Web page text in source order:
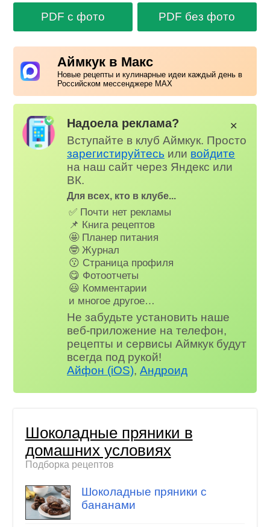
PDF с фото PDF без фото
Аймкук в Макс
Новые рецепты и кулинарные идеи каждый день в
Российском мессенджере MAX
Надоела реклама?
Вступайте в клуб Аймкук. Просто
зарегистируйтесь или войдите
на наш сайт через Яндекс или
ВК.
Для всех, кто в клубе...
✅ Почти нет рекламы
📌 Книга рецептов
🤩 Планер питания
🤓 Журнал
😗 Страница профиля
😋 Фотоотчеты
😃 Комментарии
и многое другое…
Не забудьте установить наше
веб-приложение на телефон,
рецепты и сервисы Аймкук будут
всегда под рукой!
Айфон (iOS),Андроид
✕
Шоколадные пряники в
домашних условиях
Подборка рецептов
Шоколадные пряники с
бананами